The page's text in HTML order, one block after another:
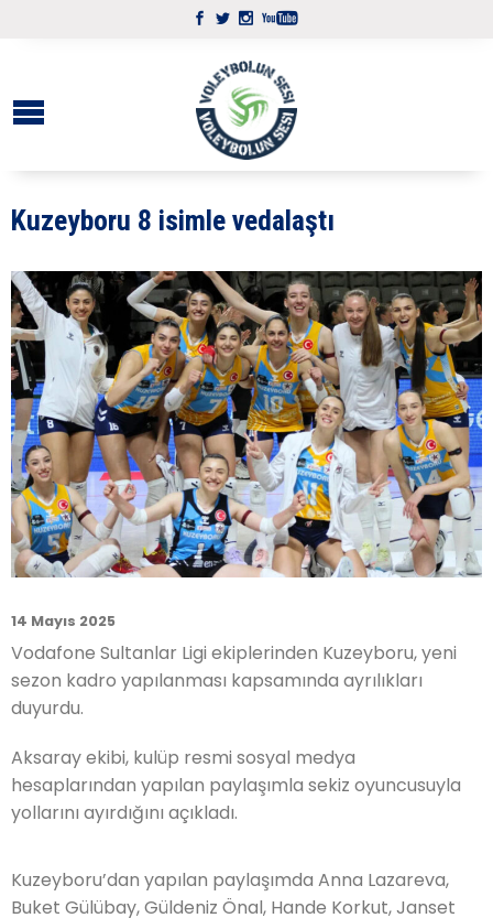
Kuzeyboru 8 isimle vedalaştı
14 Mayıs 2025
Vodafone Sultanlar Ligi ekiplerinden Kuzeyboru, yeni
sezon kadro yapılanması kapsamında ayrılıkları
duyurdu.
Aksaray ekibi, kulüp resmi sosyal medya
hesaplarından yapılan paylaşımla sekiz oyuncusuyla
yollarını ayırdığını açıkladı.
Kuzeyboru’dan yapılan paylaşımda Anna Lazareva,
Buket Gülübay, Güldeniz Önal, Hande Korkut, Janset